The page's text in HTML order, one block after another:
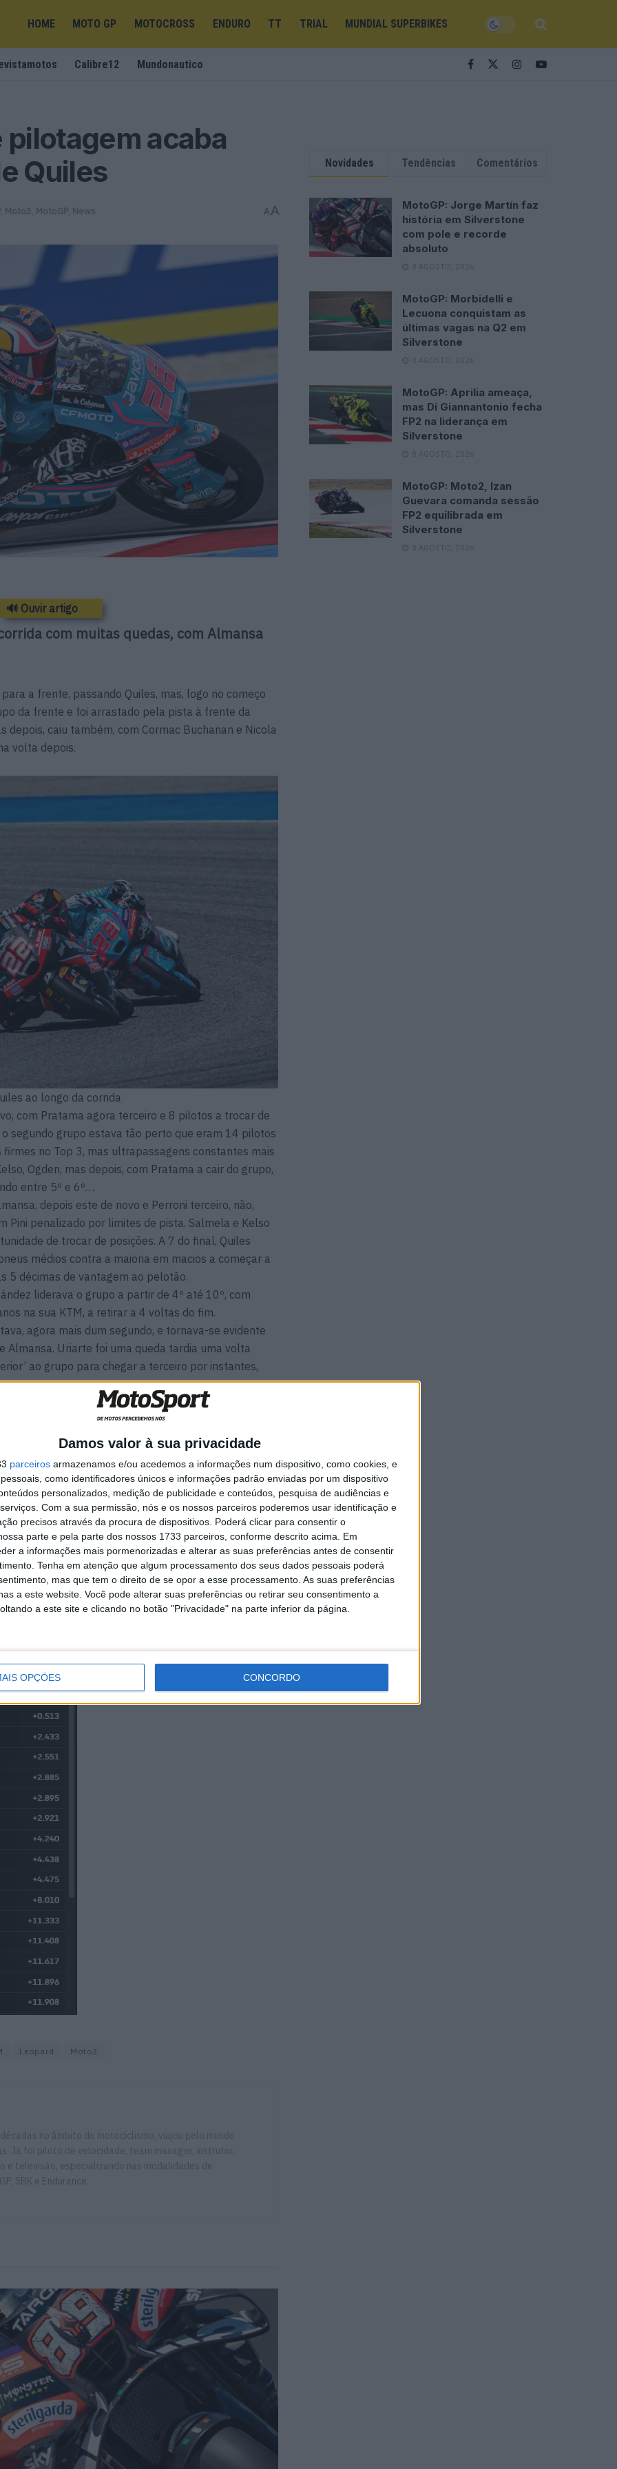
Damos valor à sua privacidade
parceiros armazenamos e/ou acedemos a informações num dispositivo, como cookies, e
como identificadores únicos e informações padrão enviadas por um dispositivo
personalizados, medição de publicidade e conteúdos, pesquisa de audiências e
Com a sua permissão, nós e os nossos parceiros poderemos usar identificação e
precisos através da procura de dispositivos. Poderá clicar para consentir o
parte e pela parte dos nossos 1733 parceiros, conforme descrito acima. Em
a informações mais pormenorizadas e alterar as suas preferências antes de consentir
Tenha em atenção que algum processamento dos seus dados pessoais poderá
mas que tem o direito de se opor a esse processamento. As suas preferências
a este website. Você pode alterar suas preferências ou retirar seu consentimento a
a este site e clicando no botão "Privacidade" na parte inferior da página.
OPÇÕES CONCORDO
HOME MOTO GP MOTOCROSS ENDURO TT TRIAL MUNDIAL SUPERBIKES
Calibre12 Mundonautico
pilotagem acaba
Quiles
Moto3 MotoGP News AA
🔊 Ouvir artigo
com muitas quedas, com Almansa
a frente, passando Quiles, mas, logo no começo
da frente e foi arrastado pela pista à frente da
depois, caiu também, com Cormac Buchanan e Nicola
volta depois.
ao longo da corrida
com Pratama agora terceiro e 8 pilotos a trocar de
segundo grupo estava tão perto que eram 14 pilotos
firmes no Top 3, mas ultrapassagens constantes mais
Ogden, mas depois, com Pratama a cair do grupo,
entre 5º e 6º…
depois este de novo e Perroni terceiro, não,
Pini penalizado por limites de pista. Salmela e Kelso
de trocar de posições. A 7 do final, Quiles
médios contra a maioria em macios a começar a
5 décimas de vantagem ao pelotão.
liderava o grupo a partir de 4º até 10º, com
na sua KTM, a retirar a 4 voltas do fim.
agora mais dum segundo, e tornava-se evidente
Almansa. Uriarte foi uma queda tardia uma volta
ao grupo para chegar a terceiro por instantes,
fugiam ainda mais, já a 1,9 segundos à entrada da
pela 6ª vez este ano… com a agravante que
avanço de 90 pontos agora…
faz
com
MotoGP: Morbidelli e
Lecuona conquistam as
últimas vagas na Q2 em
Silverstone
8 AGOSTO, 2026
Leopard Moto3
no âmbito do motociclismo, viajou pelo mundo
Já foi piloto de velocidade, team manager, instrutor,
e televisão, especializando nas modalidades de
SBK e Endurance.
Novidades Tendências Comentários
MotoGP: Jorge Martín faz
história em Silverstone
com pole e recorde
absoluto
8 AGOSTO, 2026
MotoGP: Morbidelli e
Lecuona conquistam as
últimas vagas na Q2 em
Silverstone
8 AGOSTO, 2026
MotoGP: Aprilia ameaça,
mas Di Giannantonio fecha
FP2 na liderança em
Silverstone
8 AGOSTO, 2026
MotoGP: Moto2, Izan
Guevara comanda sessão
FP2 equilibrada em
Silverstone
8 AGOSTO, 2026